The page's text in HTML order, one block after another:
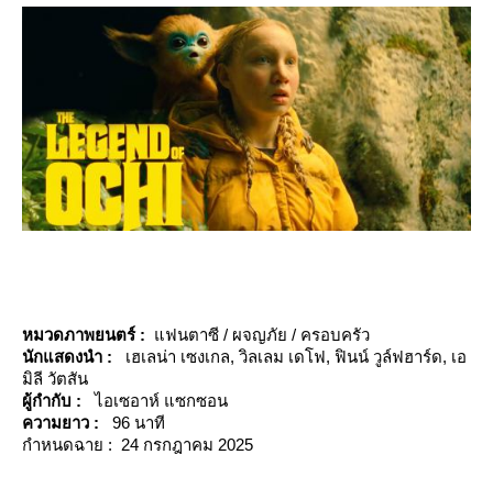
หมวดภาพยนตร์: ฟนตาซี / ผจญภัย / ครอบครัว
นักแสดงนำ : เฮเลน่า เซงเกล, วิลเลม เดโฟ, ฟินน์ วูล์ฟฮาร์ด, เอ
มิลี วัตสัน
ผู้กำกับ : ไอเซอาห์ แซกซอน
ความยาว :
96 นาที
กำหนดฉาย : 24 กรกฎาคม 2025